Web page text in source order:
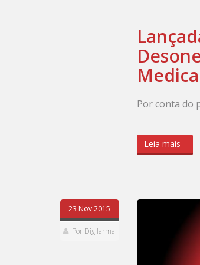
Por conta do
Leia mais
23 Nov 2015
Por Digifarma